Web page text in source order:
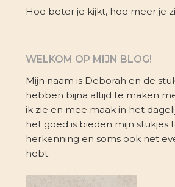
Hoe beter je kijkt, hoe meer je
WELKOM OP MIJN BLOG!
Mijn naam is Deborah en de
hebben bijna altijd te maken
ik zie en mee maak in het
het goed is bieden mijn stukjes
herkenning en soms ook net
hebt.